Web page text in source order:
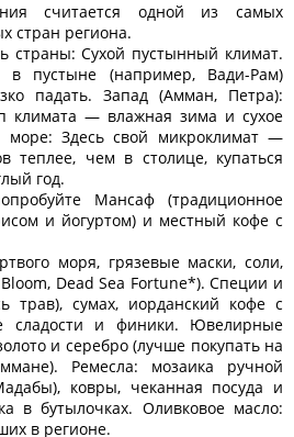
считается одной из самых
стран региона.
страны: Сухой пустынный климат.
пустыне (например, Вади-Рам)
падать. Запад (Амман, Петра):
климата — влажная зима и сухое
море: Здесь свой микроклимат —
теплее, чем в столице, купаться
год.
Мансаф (традиционное
и йогуртом) и местный кофе с
моря, грязевые маски, соли,
Dead Sea Fortune*). Специи и
трав), сумах, иорданский кофе с
сладости и финики. Ювелирные
и серебро (лучше покупать на
Ремесла: мозаика ручной
ковры, чеканная посуда и
в бутылочках. Оливковое масло:
в регионе.